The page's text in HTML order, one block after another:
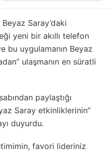
Saray’daki
yeni bir akıllı telefon
bu uygulamanın Beyaz
ulaşmanın en süratli
paylaştığı
Saray etkinliklerinin”
duyurdu.
favori lideriniz